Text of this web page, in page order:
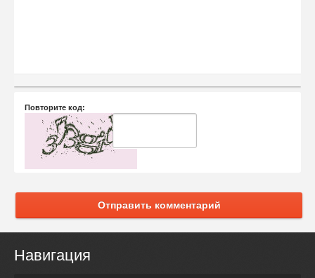
Повторите код:
Отправить комментарий
Навигация